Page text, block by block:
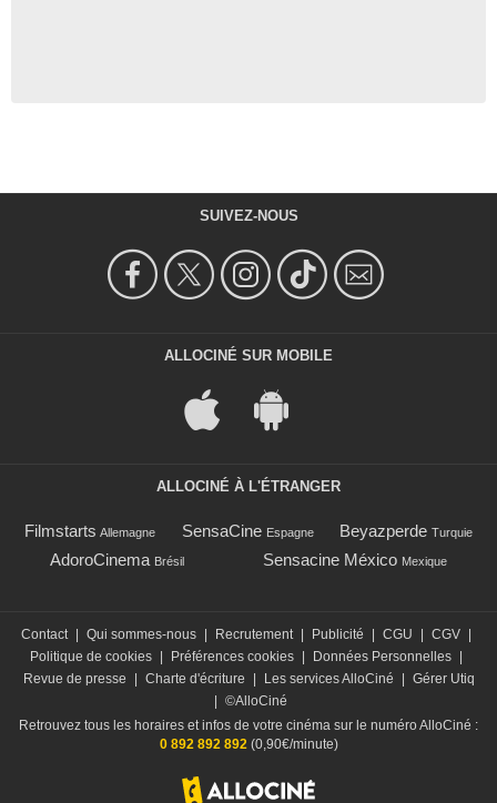
SUIVEZ-NOUS
ALLOCINÉ SUR MOBILE
ALLOCINÉ À L'ÉTRANGER
Filmstarts Allemagne SensaCine Espagne Beyazperde Turquie
AdoroCinema Brésil Sensacine México Mexique
Contact Qui sommes-nous Recrutement Publicité CGU CGV
Politique de cookies
Préférences cookies Données Personnelles
Revue de presse
Charte d'écriture Les services AlloCiné
Gérer Utiq
©AlloCiné
Retrouvez tous les horaires et infos de votre cinéma sur le numéro AlloCiné :
0 892 892 892(0,90€/minute)